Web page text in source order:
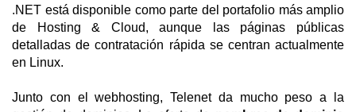
.NET está disponible como parte del portafolio más amplio
de Hosting & Cloud, aunque las páginas públicas
detalladas de contratación rápida se centran actualmente
en Linux.
Junto con el webhosting, Telenet da mucho peso a la